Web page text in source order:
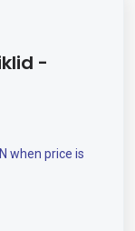
-
when price is